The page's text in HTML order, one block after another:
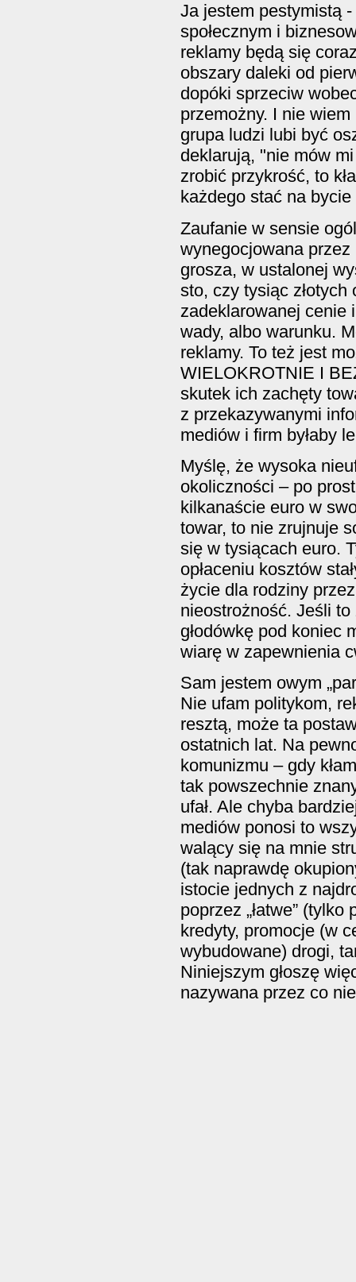
Ja jestem pestymistą
społecznym i
reklamy będą się
obszary daleki od
dopóki sprzeciw
przemożny. I nie
grupa ludzi lubi być
deklarują, "nie mów
zrobić przykrość, to
każdego stać na bycie
Zaufanie w sensie
wynegocjowana
grosza, w ustalonej
sto, czy tysiąc
zadeklarowanej cenie
wady, albo warunku.
reklamy. To też jest
WIELOKROTNIE I
skutek ich zachęty
z przekazywanymi
mediów i firm byłaby
Myślę, że wysoka
okoliczności – po
kilkanaście euro w
towar, to nie zrujnuje
się w tysiącach euro.
opłaceniu kosztów
życie dla rodziny
nieostrożność. Jeśli
głodówkę pod koniec
wiarę w zapewnienia
Sam jestem owym
Nie ufam politykom,
resztą, może ta
ostatnich lat. Na
komunizmu – gdy
tak powszechnie
ufał. Ale chyba
mediów ponosi to
walący się na mnie
(tak naprawdę
istocie jednych z
poprzez „łatwe”
kredyty, promocje (w
wybudowane) drogi,
Niniejszym głoszę
nazywana przez co